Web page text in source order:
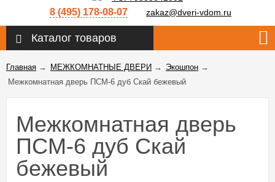
8 (495) 178-08-07 zakaz@dveri-vdom.ru
Каталог товаров
Главная → МЕЖКОМНАТНЫЕ ДВЕРИ → Экошпон →
Межкомнатная дверь ПСМ-6 дуб Скай бежевый
Межкомнатная дверь
ПСМ-6 дуб Скай
бежевый